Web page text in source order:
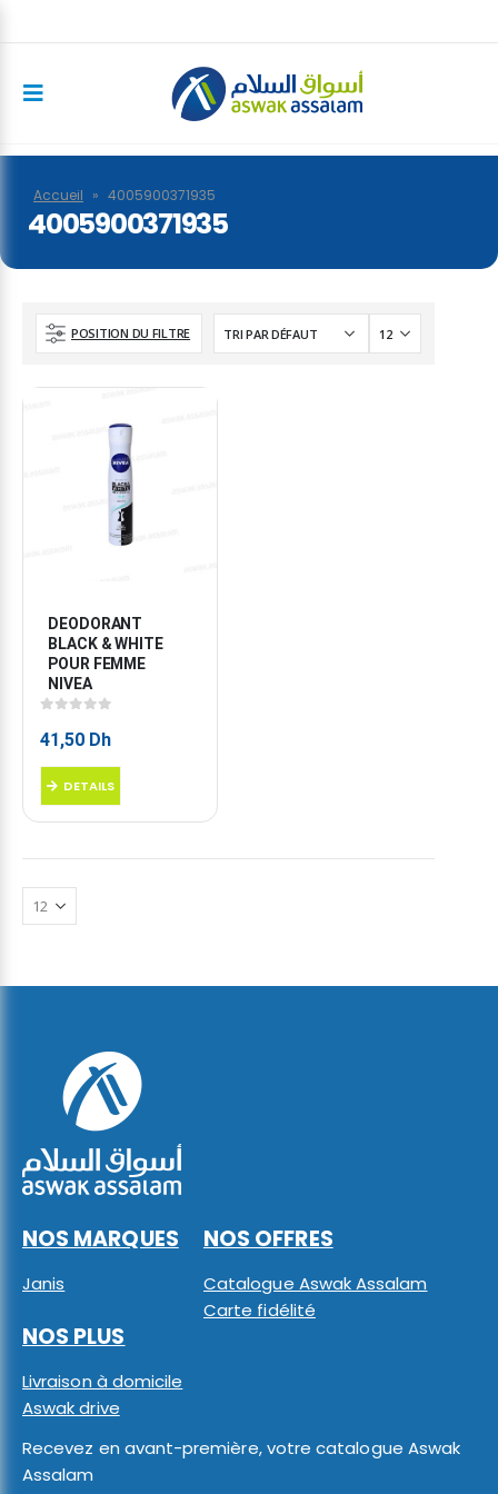
Accueil » 4005900371935
4005900371935
POSITION DU FILTRE
DEODORANT
BLACK & WHITE
POUR FEMME
NIVEA
41,50 Dh
DETAILS
NOS MARQUES
Janis
NOS OFFRES
Catalogue Aswak Assalam
Carte fidélité
NOS PLUS
Livraison à domicile
Aswak drive
Recevez en avant-première, votre catalogue Aswak
Assalam